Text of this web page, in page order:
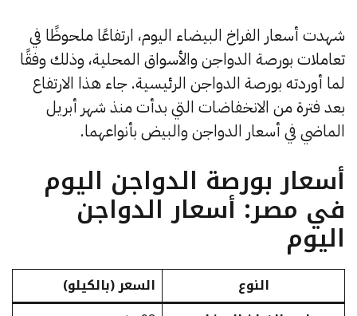
شهدت أسعار الفراخ البيضاء اليوم، ارتفاعًا ملحوظًا في
تعاملات بورصة الدواجن والأسواق المحلية، وذلك وفقًا
لما أوردته بورصة الدواجن الرئيسية. جاء هذا الارتفاع
بعد فترة من الانخفاضات التي بدأت منذ شهر أبريل
الماضي في أسعار الدواجن والبيض بأنواعهما.
أسعار بورصة الدواجن اليوم
في مصر: أسعار الدواجن
اليوم
النوع
السعر (بالكيلو)